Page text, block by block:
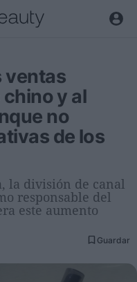
ventas
y al
no
de los
la división de canal
responsable del
este aumento
Guardar